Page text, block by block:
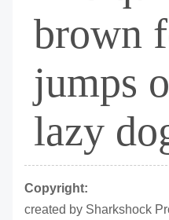
brown
jumps
lazy
Copyright:
created by Sharkshock